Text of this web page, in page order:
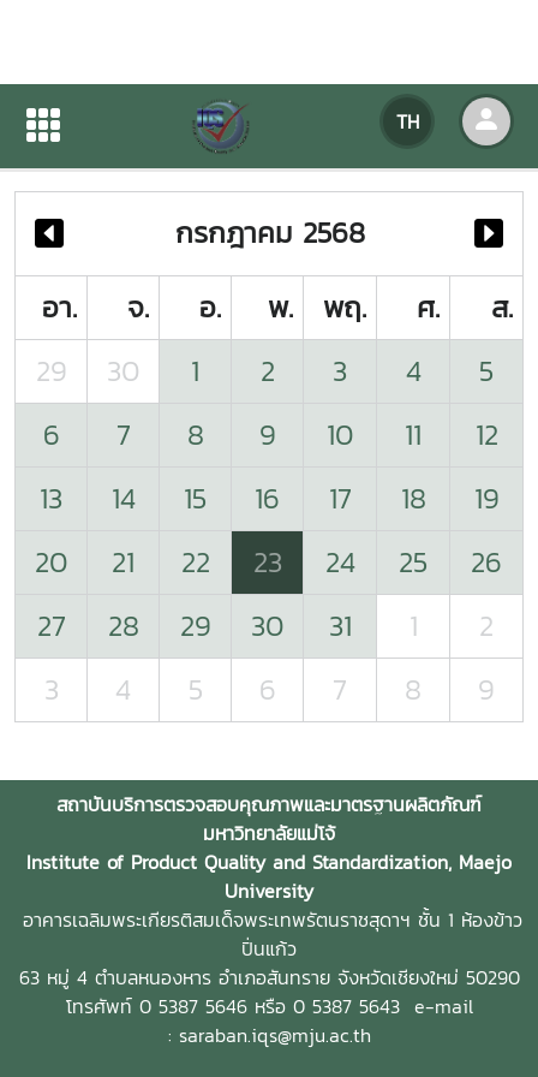
TH
ปฏิทินกิจกรรมของหน่วยงาน
ปฏิทินกิจกรรมของหน่วยงาน
กรกฎาคม 2568
อา.
จ. อ. พ. พฤ. ศ.
ส.
29
30 1 2 3 4
5
6
7 8 9 10 11
12
13
14 15 16 17 18
19
20
21 22 23 24 25
26
27
28 29 30 31 1
2
3
4 5 6 7 8 9
สถาบันบริการตรวจสอบคุณภาพและมาตรฐานผลิตภัณฑ์
มหาวิทยาลัยแม่โจ้
Institute of Product Quality and Standardization, Maejo
University
อาคารเฉลิมพระเกียรติสมเด็จพระเทพรัตนราชสุดาฯ ชั้น 1 ห้องข้าว
ปิ่นแก้ว
63 หมู่ 4 ตำบลหนองหาร อำเภอสันทราย จังหวัดเชียงใหม่ 50290
โทรศัพท์ 0 5387 5646 หรือ 0 5387 5643 e-mail
: saraban.iqs@mju.ac.th